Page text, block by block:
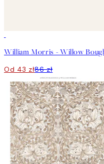
Od 43 zł86 zł